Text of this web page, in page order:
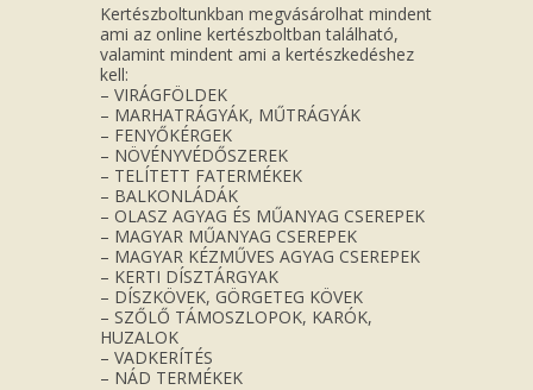
Kertészboltunkban megvásárolhat mindent
ami az online kertészboltban található,
valamint mindent ami a kertészkedéshez
kell:
– VIRÁGFÖLDEK
– MARHATRÁGYÁK, MŰTRÁGYÁK
– FENYŐKÉRGEK
– NÖVÉNYVÉDŐSZEREK
– TELÍTETT FATERMÉKEK
– BALKONLÁDÁK
– OLASZ AGYAG ÉS MŰANYAG CSEREPEK
– MAGYAR MŰANYAG CSEREPEK
– MAGYAR KÉZMŰVES AGYAG CSEREPEK
– KERTI DÍSZTÁRGYAK
– DÍSZKÖVEK, GÖRGETEG KÖVEK
– SZŐLŐ TÁMOSZLOPOK, KARÓK,
HUZALOK
– VADKERÍTÉS
– NÁD TERMÉKEK